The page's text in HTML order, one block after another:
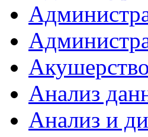
Акушерство
Анализ
Анализ и